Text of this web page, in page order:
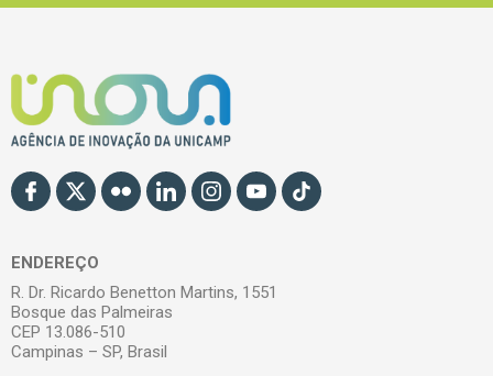
ENDEREÇO
R. Dr. Ricardo Benetton Martins, 1551
Bosque das Palmeiras
CEP 13.086-510
Campinas – SP, Brasil